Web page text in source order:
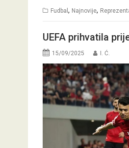
Fudbal , Najnovije,
UEFA prihvatila
15/09/2025 I. Ć.